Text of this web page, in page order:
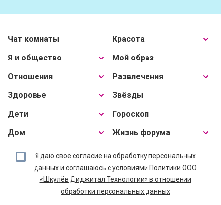
Чат комнаты
Я и общество
Отношения
Здоровье
Дети
Дом
Красота
Мой образ
Развлечения
Звёзды
Гороскоп
Жизнь форума
Я даю свое согласие на обработку персональных
данныхи соглашаюсь с условиями Политики ООО
«Шкулёв Диджитал Технологии» в отношении
обработки персональных данных